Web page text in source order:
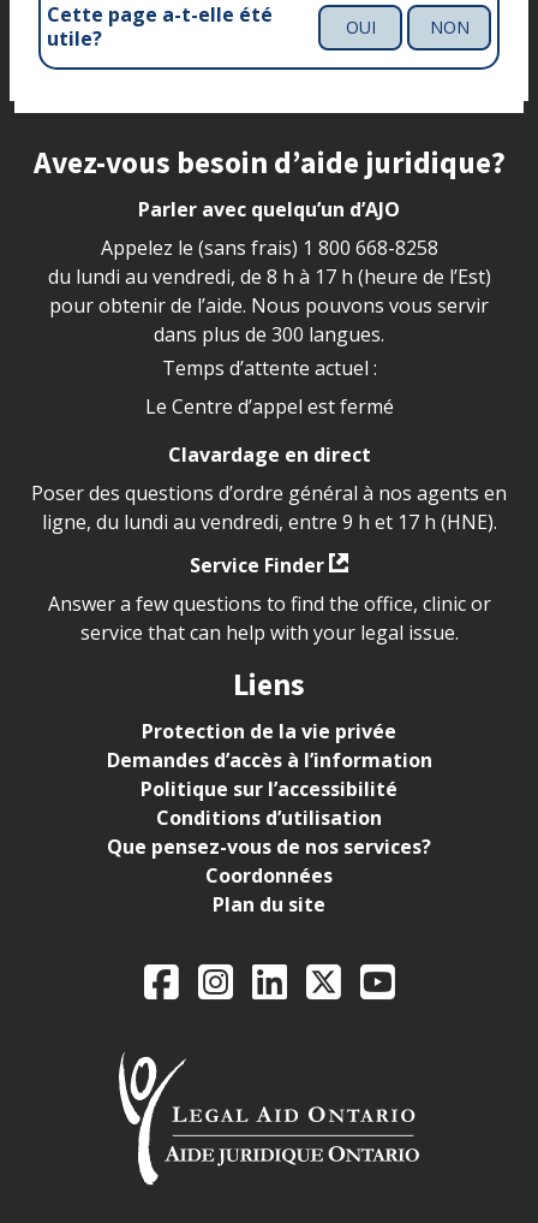
Cette page a-t-elle été
utile?
OUI NON
Site footer
Avez-vous besoin d’aide juridique?
Parler avec quelqu’un d’AJO
Appelez le (sans frais) 1 800 668-8258
du lundi au vendredi, de 8 h à 17 h (heure de l’Est)
pour obtenir de l’aide. Nous pouvons vous servir
dans plus de 300 langues.
Temps d’attente actuel :
Le Centre d’appel est fermé
Clavardage en direct
Poser des questions d’ordre général à nos agents en
ligne, du lundi au vendredi, entre 9 h et 17 h (HNE).
Service Finder
Answer a few questions to find the office, clinic or
service that can help with your legal issue.
Liens
Protection de la vie privée
Demandes d’accès à l’information
Politique sur l’accessibilité
Conditions d’utilisation
Que pensez-vous de nos services?
Coordonnées
Plan du site
Legal Aid Ontario
FacebookInstagram
LinkedIn
X YouTube